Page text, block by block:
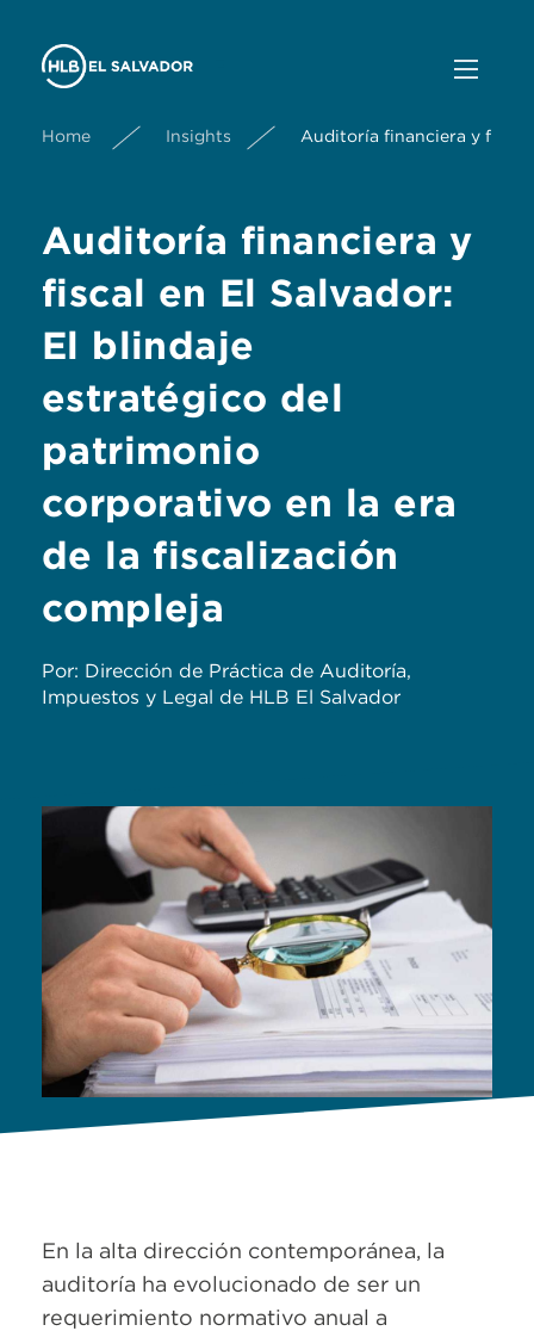
Home Insights Auditoría financiera y fiscal
Auditoría financiera y
fiscal en El Salvador:
El blindaje
estratégico del
patrimonio
corporativo en la era
de la fiscalización
compleja
Por: Dirección de Práctica de Auditoría,
Impuestos y Legal de HLB El Salvador
En la alta dirección contemporánea, la
auditoría ha evolucionado de ser un
requerimiento normativo anual a